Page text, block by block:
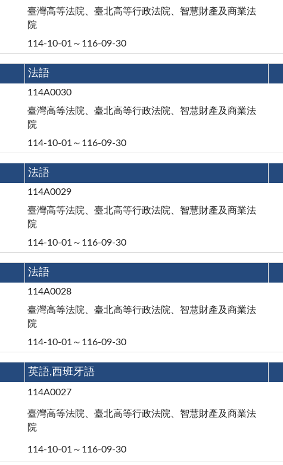
臺灣高等法院、臺北高等行政法院、智慧財產及商業法
院
114-10-01～116-09-30
法語
114A0030
臺灣高等法院、臺北高等行政法院、智慧財產及商業法
院
114-10-01～116-09-30
法語
114A0029
臺灣高等法院、臺北高等行政法院、智慧財產及商業法
院
114-10-01～116-09-30
法語
114A0028
臺灣高等法院、臺北高等行政法院、智慧財產及商業法
院
114-10-01～116-09-30
英語,西班牙語
114A0027
臺灣高等法院、臺北高等行政法院、智慧財產及商業法
院
114-10-01～116-09-30